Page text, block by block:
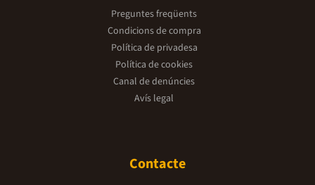
Preguntes freqüents
Condicions de compra
Política de privadesa
Política de cookies
Canal de denúncies
Avís legal
Contacte